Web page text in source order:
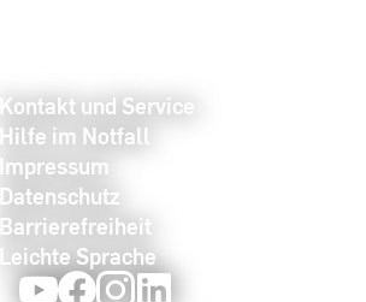
Kontakt und Service
Hilfe im Notfall
Impressum
Datenschutz
Barrierefreiheit
Leichte Sprache
YoutubeFacebookInstagram